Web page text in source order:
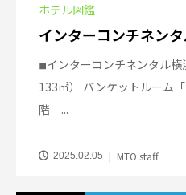
ホテル図鑑
インターコンチネン
◾︎インターコンチネンタル
133㎡） バンケットルーム
階 ...
2025.02.05 MTO staff